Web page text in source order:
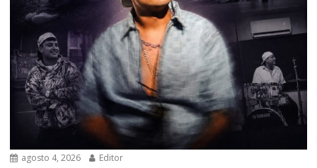
agosto 4, 2026 Editor